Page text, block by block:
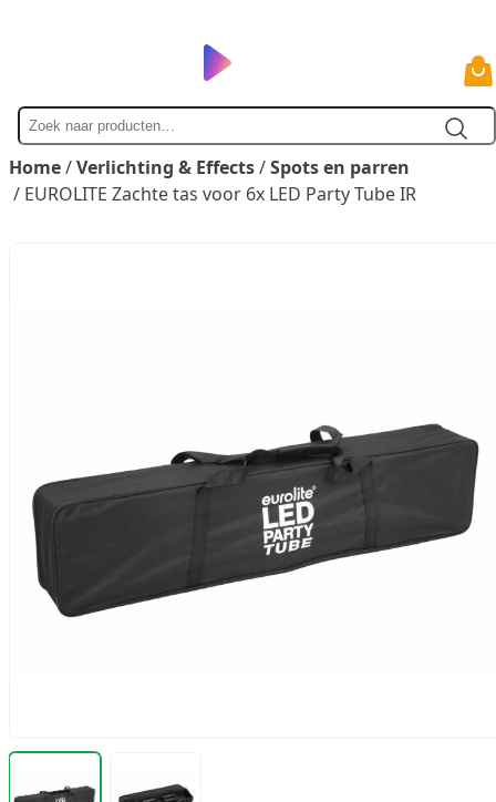
Zoek
naar
Home/Verlichting & Effects/Spots en parren
/ EUROLITE Zachte tas voor 6x LED Party Tube IR